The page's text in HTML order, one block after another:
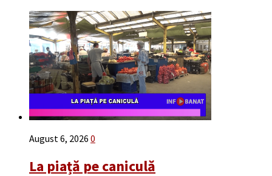
August 6, 2026 0
La piață pe caniculă